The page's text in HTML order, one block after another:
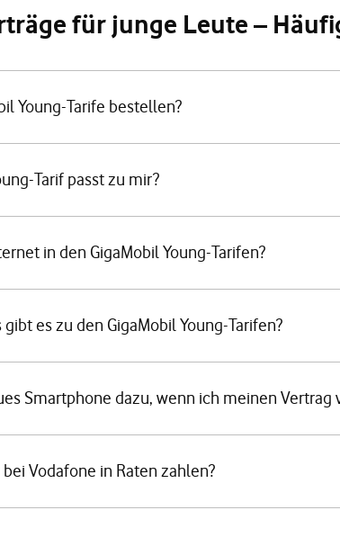
für junge Leute –
Young-Tarife bestellen?
Tarif passt zu mir?
in den GigaMobil Young-Tarifen?
es zu den GigaMobil Young-Tarifen?
Smartphone dazu, wenn ich meinen Vertrag
Vodafone in Raten zahlen?